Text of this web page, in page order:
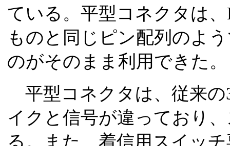
ている。平型コネクタは
ものと同じピン配列のよ
のがそのまま利用できた。
平型コネクタは、従来
イクと信号が違っており
る。また、着信用スイッ